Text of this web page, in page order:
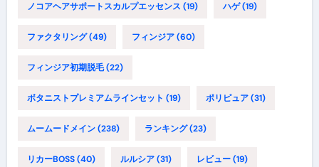
ノコアヘアサポートスカルプエッセンス (19) ハゲ(19)
ファクタリング(49) フィンジア(60)
フィンジア初期脱毛(22)
ボタニストプレミアムラインセット (19) ポリピュア(31)
ムームードメイン(238) ランキング(23)
リカーBOSS(40) ルルシア(31) レビュー(19)